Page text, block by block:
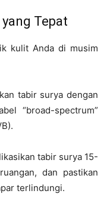
Tepat
kulit Anda di musim
tabir surya dengan
“broad-spectrum”
tabir surya 15-
dan pastikan
terlindungi.